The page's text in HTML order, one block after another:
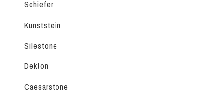
Schiefer
Kunststein
Silestone
Dekton
Caesarstone